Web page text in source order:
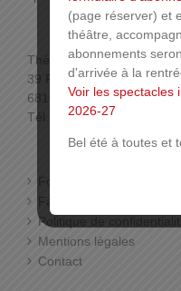
Théâtre de la Sinne
39 Rue de la Sinne
68100 Mulhouse
Tél. : 03 89 33 78 01
Politique de confidentialité
Mentions légales
Contact
(page réserver) et
théâtre,
abonnements
d'arrivée à la
Voir les spectacles
2026-27
Bel été à toutes et